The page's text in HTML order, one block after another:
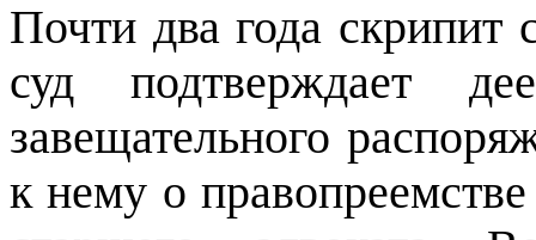
Почти два года скрипит
суд подтверждает
завещательного
к нему о